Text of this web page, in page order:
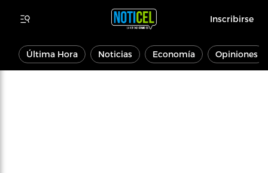
Inscribirse
Última Hora Noticias Economía Opiniones